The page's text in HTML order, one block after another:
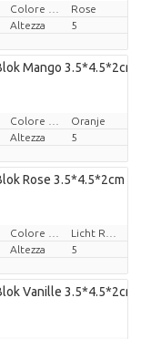
Rose
Altezza 5
Mango 3.5*4.5*2cm
Oranje
Altezza 5
Rose 3.5*4.5*2cm
Altezza 5
Vanille 3.5*4.5*2cm